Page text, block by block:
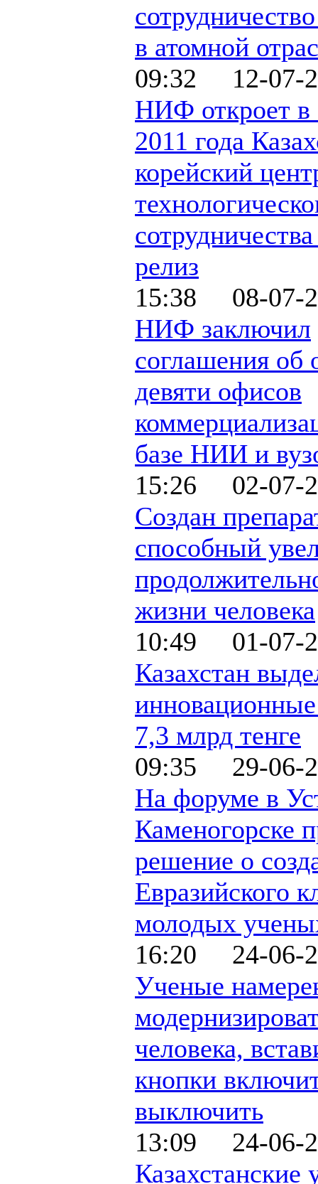
в атомной
09:32 12-07-
НИФ откроет в
2011 года
корейский
релиз
15:38 08-07-
НИФ заключил
соглашения об
девяти офисов
базе НИИ и
15:26 02-07-
Создан
способный
жизни человека
10:49 01-07-
Казахстан
7,3 млрд тенге
09:35 29-06-
На форуме в
Каменогорске
решение о
Евразийского
молодых
16:20 24-06-
Ученые
человека,
кнопки
выключить
13:09 24-06-
Казахстанские